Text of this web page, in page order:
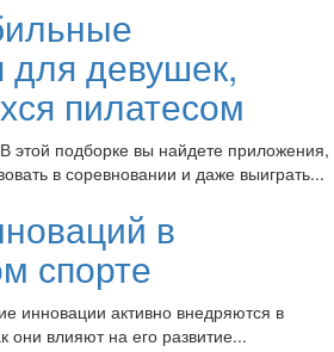
девушек,
пилатесом
этой подборке вы найдете приложения,
в соревновании и даже выиграть...
в
спорте
инновации активно внедряются в
они влияют на его развитие...